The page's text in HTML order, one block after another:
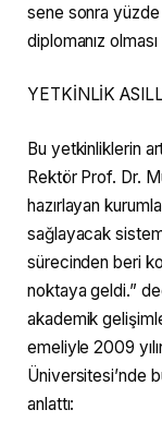
sene sonra yüzde
diplomanız
YETKİNLİK
Bu yetkinliklerin
Rektör Prof. Dr.
hazırlayan
sağlayacak
sürecinden beri
noktaya geldi.”
akademik
emeliyle 2009
Üniversitesi’nde
anlattı: